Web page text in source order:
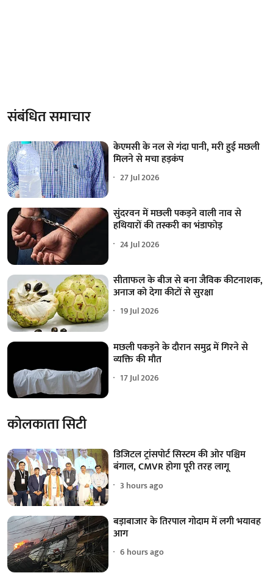
संबंधित समाचार
केएमसी के नल से गंदा पानी, मरी हुई मछली
मिलने से मचा हड़कंप
27 Jul 2026
सुंदरवन में मछली पकड़ने वाली नाव से
हथियारों की तस्करी का भंडाफोड़
24 Jul 2026
सीताफल के बीज से बना जैविक कीटनाशक,
अनाज को देगा कीटों से सुरक्षा
19 Jul 2026
मछली पकड़ने के दौरान समुद्र में गिरने से
व्यक्ति की मौत
17 Jul 2026
कोलकाता सिटी
डिजिटल ट्रांसपोर्ट सिस्टम की ओर पश्चिम
बंगाल, CMVR होगा पूरी तरह लागू
3 hours ago
बड़ाबाजार के तिरपाल गोदाम में लगी भयावह
आग
6 hours ago